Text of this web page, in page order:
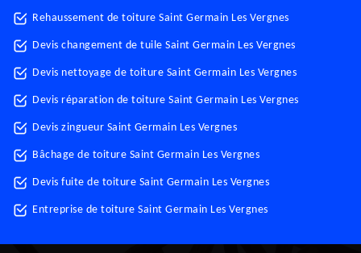
Rehaussement de toiture Saint Germain Les Vergnes
Devis changement de tuile Saint Germain Les Vergnes
Devis nettoyage de toiture Saint Germain Les Vergnes
Devis réparation de toiture Saint Germain Les Vergnes
Devis zingueur Saint Germain Les Vergnes
Bâchage de toiture Saint Germain Les Vergnes
Devis fuite de toiture Saint Germain Les Vergnes
Entreprise de toiture Saint Germain Les Vergnes